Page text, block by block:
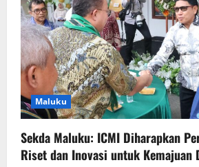
Maluku
Sekda Maluku: ICMI Diharapkan
Riset dan Inovasi untuk Kemajuan